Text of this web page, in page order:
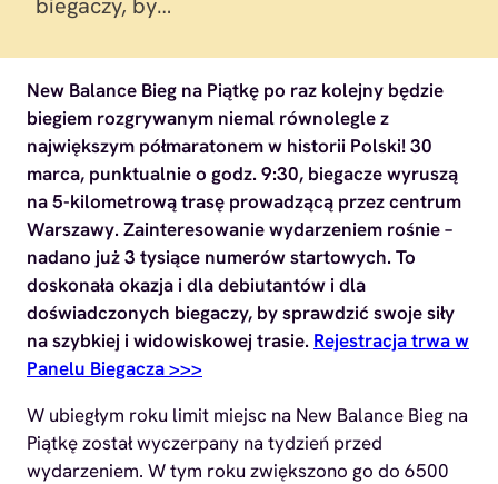
New Balance Bieg na Piątkę po raz kolejny będzie
biegiem rozgrywanym niemal równolegle z
największym półmaratonem w historii Polski! 30
marca, punktualnie o godz. 9:30, biegacze wyruszą
na 5-kilometrową trasę prowadzącą przez centrum
Warszawy. Zainteresowanie wydarzeniem rośnie –
nadano już 3 tysiące numerów startowych. To
doskonała okazja i dla debiutantów i dla
doświadczonych biegaczy, by sprawdzić swoje siły
na szybkiej i widowiskowej trasie. Rejestracja trwa w
Panelu Biegacza >>>
W ubiegłym roku limit miejsc na New Balance Bieg na
Piątkę został wyczerpany na tydzień przed
wydarzeniem. W tym roku zwiększono go do 6500